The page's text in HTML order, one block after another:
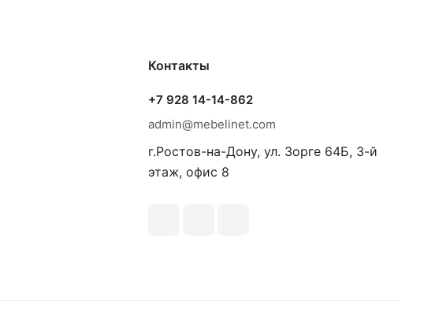
Контакты
+7 928 14-14-862
admin@mebelinet.com
г.Ростов-на-Дону, ул. Зорге 64Б, 3-й
этаж, офис 8